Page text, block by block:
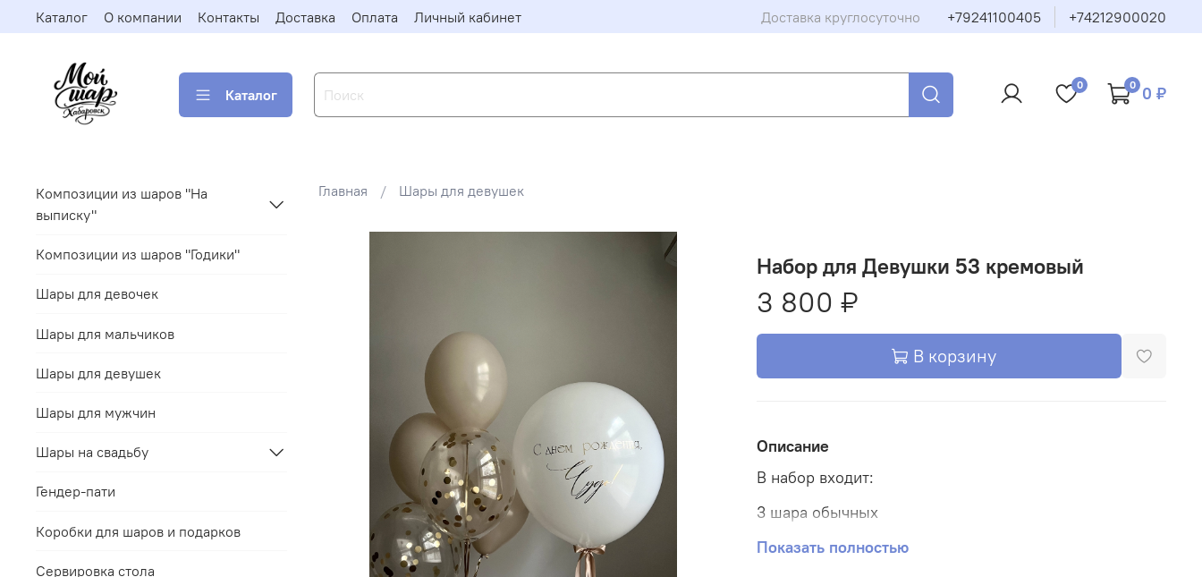
Каталог О компании Контакты Доставка Оплата Личный кабинет Доставка круглосуточно +79241100405 +74212900020
Каталог
0 0 0 ₽
Главная Шары для девушек
Набор для Девушки 53 кремовый
3 800 ₽
В корзину
Описание
В набор входит:
3 шара обычных
2 шара конфетти
Показать полностью
Композиции из шаров "На
выписку"
Композиции из шаров "Годики"
Шары для девочек
Шары для мальчиков
Шары для девушек
Шары для мужчин
Шары на свадьбу
Гендер-пати
Коробки для шаров и подарков
Сервировка стола